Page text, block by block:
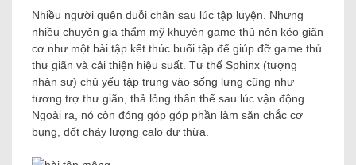
Nhiều người quên duỗi chân sau lúc tập luyện. Nhưng
nhiều chuyên gia thẩm mỹ khuyên game thủ nên kéo giãn
cơ như một bài tập kết thúc buổi tập để giúp đỡ game thủ
thư giãn và cải thiện hiệu suất. Tư thế Sphinx (tượng
nhân sư) chủ yếu tập trung vào sống lưng cũng như
tương trợ thư giãn, thả lỏng thân thể sau lúc vận động.
Ngoài ra, nó còn đóng góp góp phần làm săn chắc cơ
bụng, đốt cháy lượng calo dư thừa.